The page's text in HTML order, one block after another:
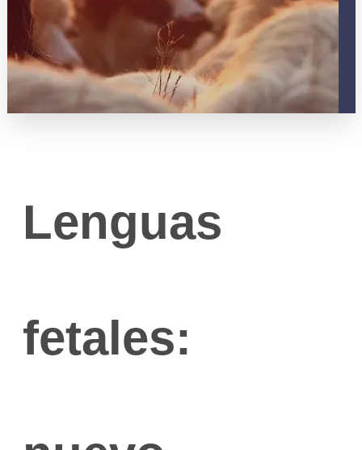
Lenguas
fetales: